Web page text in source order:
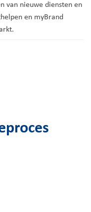
van nieuwe diensten en
en myBrand